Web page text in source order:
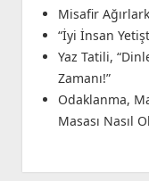
Misafir
“İyi İnsan
Yaz Tatili,
Zamanı!”
Odaklanma,
Masası Nasıl